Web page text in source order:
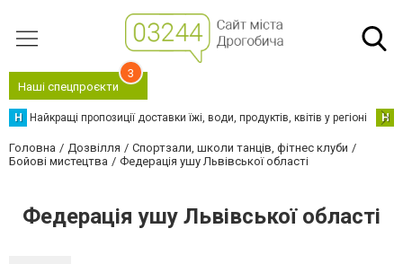
Наші спецпроєкти
3
Н Найкращі пропозиції доставки їжі, води, продуктів, квітів у регіоні Н
Головна Дозвілля
Спортзали, школи танців, фітнес клуби
Бойові мистецтва
Федерація ушу Львівської області
Федерація ушу Львівської області